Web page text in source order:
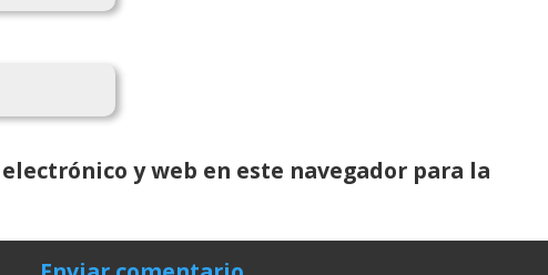
y web en este navegador para la